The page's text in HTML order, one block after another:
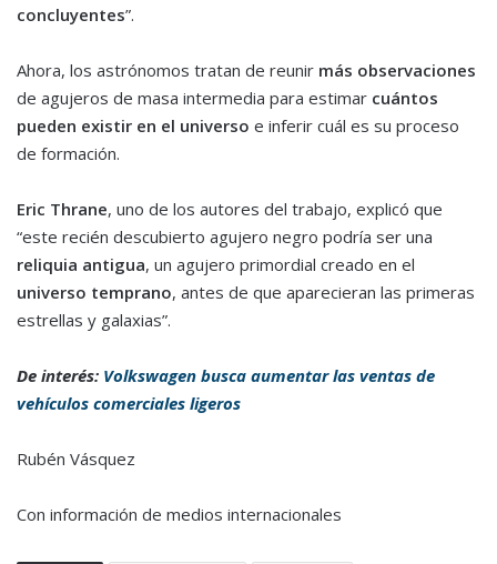
concluyentes”.
Ahora, los astrónomos tratan de reunir más observaciones
de agujeros de masa intermedia para estimar cuántos
pueden existir en el universo e inferir cuál es su proceso
de formación.
Eric Thrane, uno de los autores del trabajo, explicó que
“este recién descubierto agujero negro podría ser una
reliquia antigua, un agujero primordial creado en el
universo temprano, antes de que aparecieran las primeras
estrellas y galaxias”.
De interés: Volkswagen busca aumentar las ventas de
vehículos comerciales ligeros
Rubén Vásquez
Con información de medios internacionales